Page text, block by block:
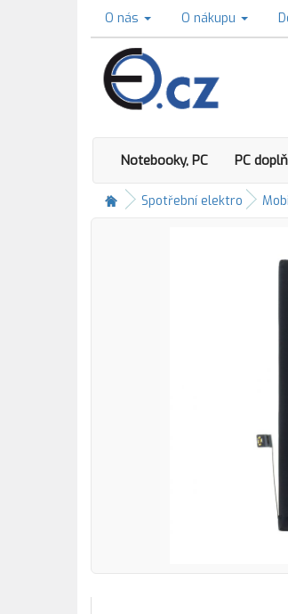
O nás O nákupu
Notebooky, PC PC
Spotřební elektro